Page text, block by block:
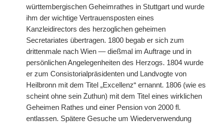
württembergischen Geheimrathes in Stuttgart und wurde
ihm der wichtige Vertrauensposten eines
Kanzleidirectors des herzoglichen geheimen
Secretariates übertragen. 1800 begab er sich zum
drittenmale nach Wien — dießmal im Auftrage und in
persönlichen Angelegenheiten des Herzogs. 1804 wurde
er zum Consistorialpräsidenten und Landvogte von
Heilbronn mit dem Titel „Excellenz“ ernannt. 1806 (wie es
scheint ohne sein Zuthun) mit dem Titel eines wirklichen
Geheimen Rathes und einer Pension von 2000 fl.
entlassen. Spätere Gesuche um Wiederverwendung